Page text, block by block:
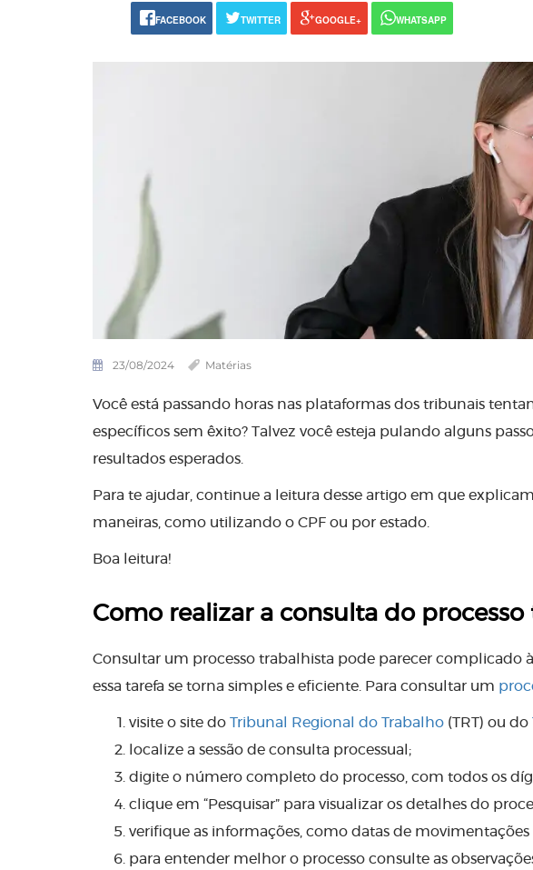
FACEBOOK TWITTER GOOGLE+ WHATSAPP
23/08/2024 Matérias
Você está passando horas nas plataformas dos tribunais
específicos sem êxito? Talvez você esteja pulando alguns
resultados esperados.
Para te ajudar, continue a leitura desse artigo em que
maneiras, como utilizando o CPF ou por estado.
Boa leitura!
Como realizar a consulta do processo
Consultar um processo trabalhista pode parecer complicado
essa tarefa se torna simples e eficiente. Para consultar um
visite o site do Tribunal Regional do Trabalho (TRT) ou do
localize a sessão de consulta processual;
digite o número completo do processo, com todos os
clique em “Pesquisar” para visualizar os detalhes do
verifique as informações, como datas de movimentações
para entender melhor o processo consulte as